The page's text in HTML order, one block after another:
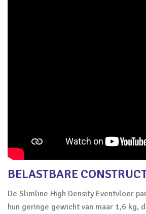
BELASTBARE
De Slimline High Density Eventvloer
hun geringe gewicht van maar 1,6 kg,